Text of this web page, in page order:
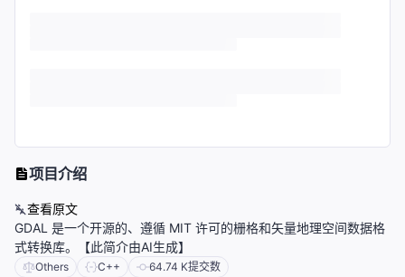
项目介绍
查看原文
GDAL 是一个开源的、遵循 MIT 许可的栅格和矢量地理空间数据格
式转换库。【此简介由AI生成】
Others C++ 64.74 K提交数